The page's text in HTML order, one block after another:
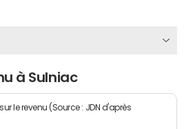
à Sulniac
le revenu (Source : JDN d'après